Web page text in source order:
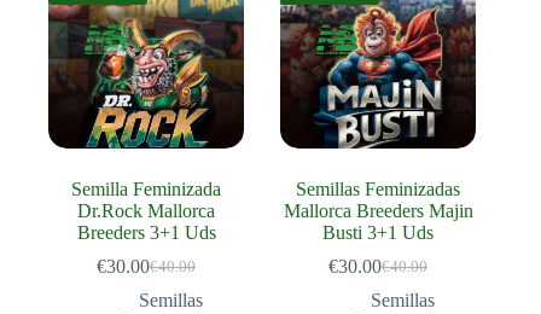
Semilla Feminizada
Dr.Rock Mallorca
Breeders 3+1 Uds
€40.00
El
precio
€30.00El
precio
Semillas
Semillas Feminizadas
Mallorca Breeders Majin
Busti 3+1 Uds
€40.00
El
precio
€30.00El
precio
Semillas